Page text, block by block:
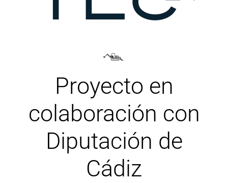
Proyecto en
colaboración con
Diputación de
Cádiz